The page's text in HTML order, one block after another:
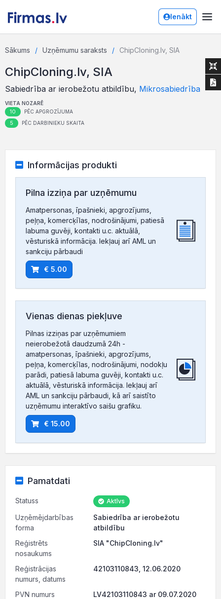
Ienākt
Sākums Uzņēmumu saraksts ChipCloning.lv, SIA
ChipCloning.lv, SIA
Sabiedrība ar ierobežotu atbildību, Mikrosabiedrība
VIETA NOZARĒ
10 PĒC APGROZĪJUMA
5 PĒC DARBINIEKU SKAITA
Informācijas produkti
Pilna izziņa par uzņēmumu
Amatpersonas, īpašnieki, apgrozījums,
peļņa, komercķīlas, nodrošinājumi, patiesā
labuma guvēji, kontakti u.c. aktuālā,
vēsturiskā informācija. Iekļauj arī AML un
sankciju pārbaudi
€ 5.00
Vienas dienas piekļuve
Pilnas izziņas par uzņēmumiem
neierobežotā daudzumā 24h -
amatpersonas, īpašnieki, apgrozījums,
peļņa, komercķīlas, nodrošinājumi, nodokļu
parādi, patiesā labuma guvēji, kontakti u.c.
aktuālā, vēsturiskā informācija. Iekļauj arī
AML un sankciju pārbaudi, kā arī saistīto
uzņēmumu interaktīvo saišu grafiku.
€ 15.00
Pamatdati
Statuss Aktīvs
Uzņēmējdarbības
forma
Sabiedrība ar ierobežotu
atbildību
Reģistrēts
nosaukums
SIA "ChipCloning.lv"
Reģistrācijas
numurs, datums
42103110843, 12.06.2020
PVN numurs
LV42103110843 ar 09.07.2020